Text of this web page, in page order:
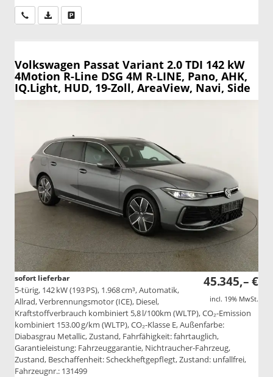
Wir rufen Sie anPDF-Datei, Fahrzeugexposé drucken
Volkswagen Passat Variant 2.0 TDI 142 kW
4Motion R-Line DSG 4M R-LINE, Pano, AHK,
IQ.Light, HUD, 19-Zoll, AreaView, Navi, Side
45.345,– €
incl. 19% MwSt.
sofort lieferbar
5-türig, 142 kW (193 PS), 1.968 cm³, Automatik,
Allrad, Verbrennungsmotor (ICE), Diesel,
Kraftstoffverbrauch kombiniert 5,8 l/100km (WLTP), CO₂-Emission
kombiniert 153.00 g/km (WLTP), CO₂-Klasse E, Außenfarbe:
Diabasgrau Metallic, Zustand, Fahrfähigkeit: fahrtauglich,
Garantieleistung: Fahrzeuggarantie, Nichtraucher-Fahrzeug,
Zustand, Beschaffenheit: Scheckheftgepflegt, Zustand: unfallfrei,
Fahrzeugnr.: 131499